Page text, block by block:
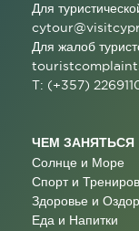
Для
Для жалоб
T: (+357)
ЧЕМ ЗАНЯТЬСЯ
Солнце и Море
Спорт и
Здоровье и
Еда и Напитки